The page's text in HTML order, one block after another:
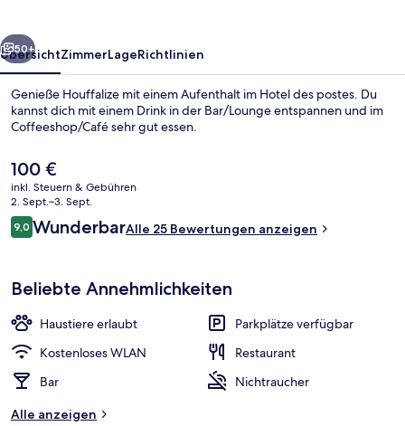
Weiter
50+
ÜbersichtZimmerLageRichtlinien
Genieße Houffalize mit einem Aufenthalt im Hotel des postes. Du
kannst dich mit einem Drink in der Bar/Lounge entspannen und im
Coffeeshop/Café sehr gut essen.
Der
aktuelle
Preis
beträgt
100 €.
100 €
inkl. Steuern & Gebühren
2. Sept.–3. Sept.
Bewertungen
9,09,0 von 10.
WunderbarAlle 25 Bewertungen anzeigen
Beliebte Annehmlichkeiten
Haustiere erlaubt
Parkplätze verfügbar
Kostenloses WLAN
Restaurant
Bar
Nichtraucher
Alle anzeigen